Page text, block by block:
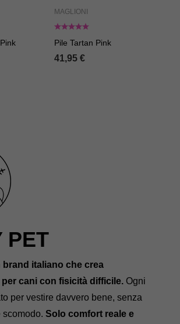
MAGLIONI
Pile Tartan Pink
41,95 €
PET
brand italiano che crea
cani con fisicità difficile. Ogni
per vestire davvero bene, senza
scomodo. Solo comfort reale e